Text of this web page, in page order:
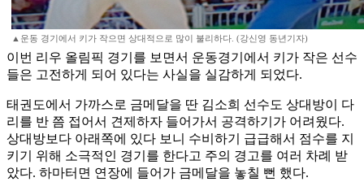
▲운동 경기에서 키가 작으면 상대적으로 많이 불리하다. (강신영 동년기자)
이번 리우 올림픽 경기를 보면서 운동경기에서 키가 작은 선수
들은 고전하게 되어 있다는 사실을 실감하게 되었다.
태권도에서 가까스로 금메달을 딴 김소희 선수도 상대방이 다
리를 반 쯤 접어서 견제하자 들어가서 공격하기가 어려웠다.
상대방보다 아래쪽에 있다 보니 수비하기 급급해서 점수를 지
키기 위해 소극적인 경기를 한다고 주의 경고를 여러 차례 받
았다. 하마터면 연장에 들어가 금메달을 놓칠 뻔 했다.